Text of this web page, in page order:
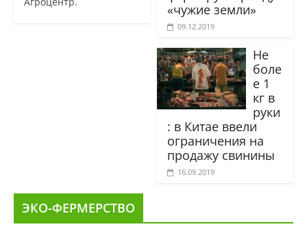
«чужие земли»
09.12.2019
Не
боле
е 1
кг в
руки
: в Китае ввели
ограничения на
продажу свинины
16.09.2019
ЭКО-ФЕРМЕРСТВО